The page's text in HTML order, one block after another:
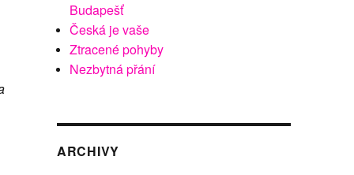
Budapešť
Česká je vaše
Ztracené pohyby
Nezbytná přání
ARCHIVY